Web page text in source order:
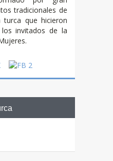
tradicionales de
turca que hicieron
invitados de la